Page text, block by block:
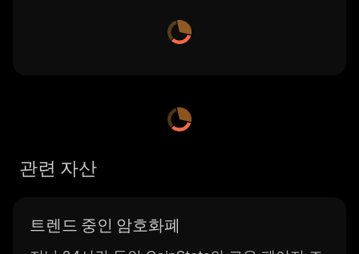
관련 자산
트렌드 중인 암호화폐